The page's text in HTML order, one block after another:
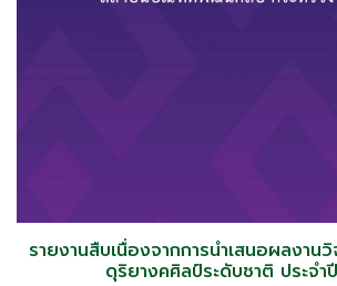
รายงานสืบเนื่องจากการนำเสนอผลงาน
ดุริยางคศิลป์ระดับชาติ ประจ